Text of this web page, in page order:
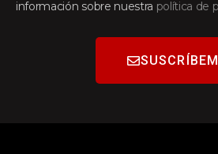
información sobre nuestra política de